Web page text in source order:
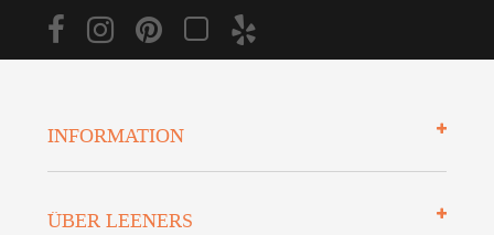
INFORMATION
ÜBER LEENERS